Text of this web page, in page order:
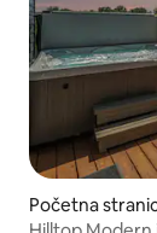
Početna